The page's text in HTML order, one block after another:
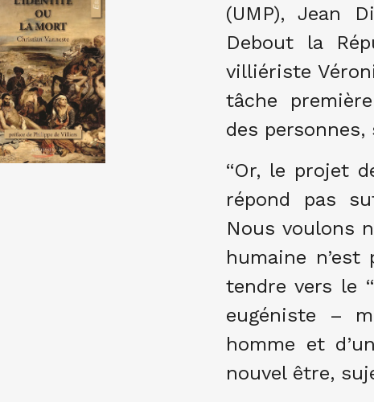
(UMP), Jean
Debout la
villiériste
tâche
des
“Or, le projet
répond pas
Nous voulons
humaine
tendre vers le
eugéniste –
homme et
nouvel être,